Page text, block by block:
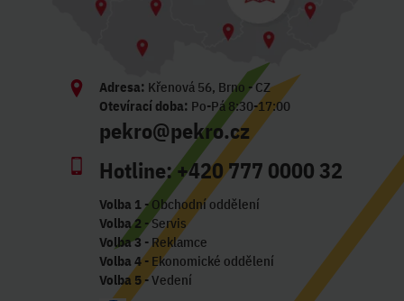
Adresa: Křenová 56, Brno - CZ
Otevírací doba: Po-Pá 8:30-17:00
pekro@pekro.cz
Hotline:+420 777 0000 32
Volba 1- Obchodní oddělení
Volba 2 - Servis
Volba 3 - Reklamce
Volba 4- Ekonomické oddělení
Volba 5- Vedení